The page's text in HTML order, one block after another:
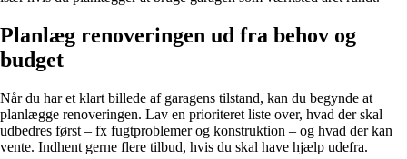
Planlæg renoveringen ud fra behov og
budget
Når du har et klart billede af garagens tilstand, kan du begynde at
planlægge renoveringen. Lav en prioriteret liste over, hvad der skal
udbedres først – fx fugtproblemer og konstruktion – og hvad der kan
vente. Indhent gerne flere tilbud, hvis du skal have hjælp udefra.